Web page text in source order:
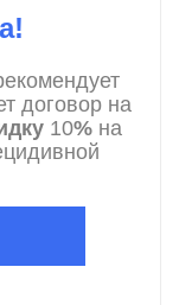
договор на
10% на